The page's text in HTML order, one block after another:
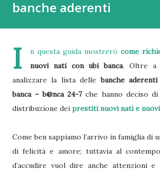
banche aderenti
I n questa guida mostrerò come
nuovi nati con ubi banca. Oltre a
analizzare la lista dellebanche
banca – b@nca 24-7che hanno deciso di
distribuzione dei prestiti nuovi nati e
Come ben sappiamo l’arrivo in famiglia di
di felicità e amore; tuttavia al
d’accudire vuol dire anche attenzioni e